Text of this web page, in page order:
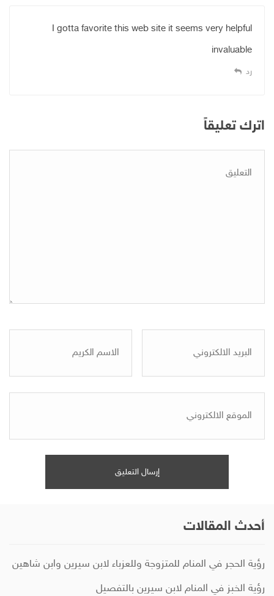
I gotta favorite this web site it seems very helpful
invaluable
رد
اترك تعليقاً
أحدث المقالات
رؤية الحجر في المنام للمتزوجة وللعزباء لابن سيرين وابن شاهين
رؤية الخبز في المنام لابن سيرين بالتفصيل